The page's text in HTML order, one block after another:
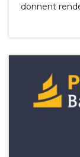
donnent